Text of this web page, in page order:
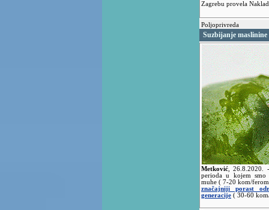
Zagrebu provela
Poljoprivreda
Suzbijanje maslinine
Metković ,26.8.2020.
perioda u kojem smo
muhe ( 7-20 kom/
značajniji porast
generacije ( 30-60